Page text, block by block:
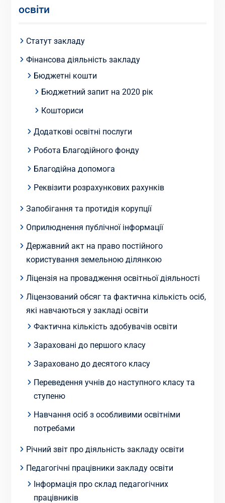
освіти
Статут закладу
Фінансова діяльність закладу
Бюджетні кошти
Бюджетний запит на 2020 рік
Кошториси
Додаткові освітні послуги
Робота Благодійного фонду
Благодійна допомога
Реквізити розрахункових рахунків
Запобігання та протидія корупції
Оприлюднення публічної інформації
Державний акт на право постійного
користування земельною ділянкою
Ліцензія на провадження освітньої діяльності
Ліцензований обсяг та фактична кількість осіб,
які навчаються у закладі освіти
Фактична кількість здобувачів освіти
Зараховані до першого класу
Зараховано до десятого класу
Переведення учнів до наступного класу та
ступеню
Навчання осіб з особливими освітніми
потребами
Річний звіт про діяльність закладу освіти
Педагогічні працівники закладу освіти
Інформація про склад педагогічних
працівників